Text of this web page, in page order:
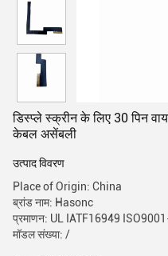
डिस्प्ले स्क्रीन के लिए 30 पिन
केबल असेंबली
उत्पाद विवरण
Place of Origin: China
ब्रांड नाम: Hasonc
प्रमाणन: UL IATF16949
मॉडल संख्या: /